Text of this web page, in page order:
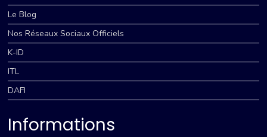
Le Blog
Nos Réseaux Sociaux Officiels
K-ID
ITL
DAFI
Informations